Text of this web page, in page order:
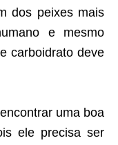
dos peixes mais
e mesmo
carboidrato deve
uma boa
ele precisa ser